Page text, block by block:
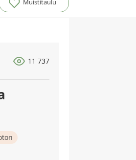
Muistitaulu
11 737